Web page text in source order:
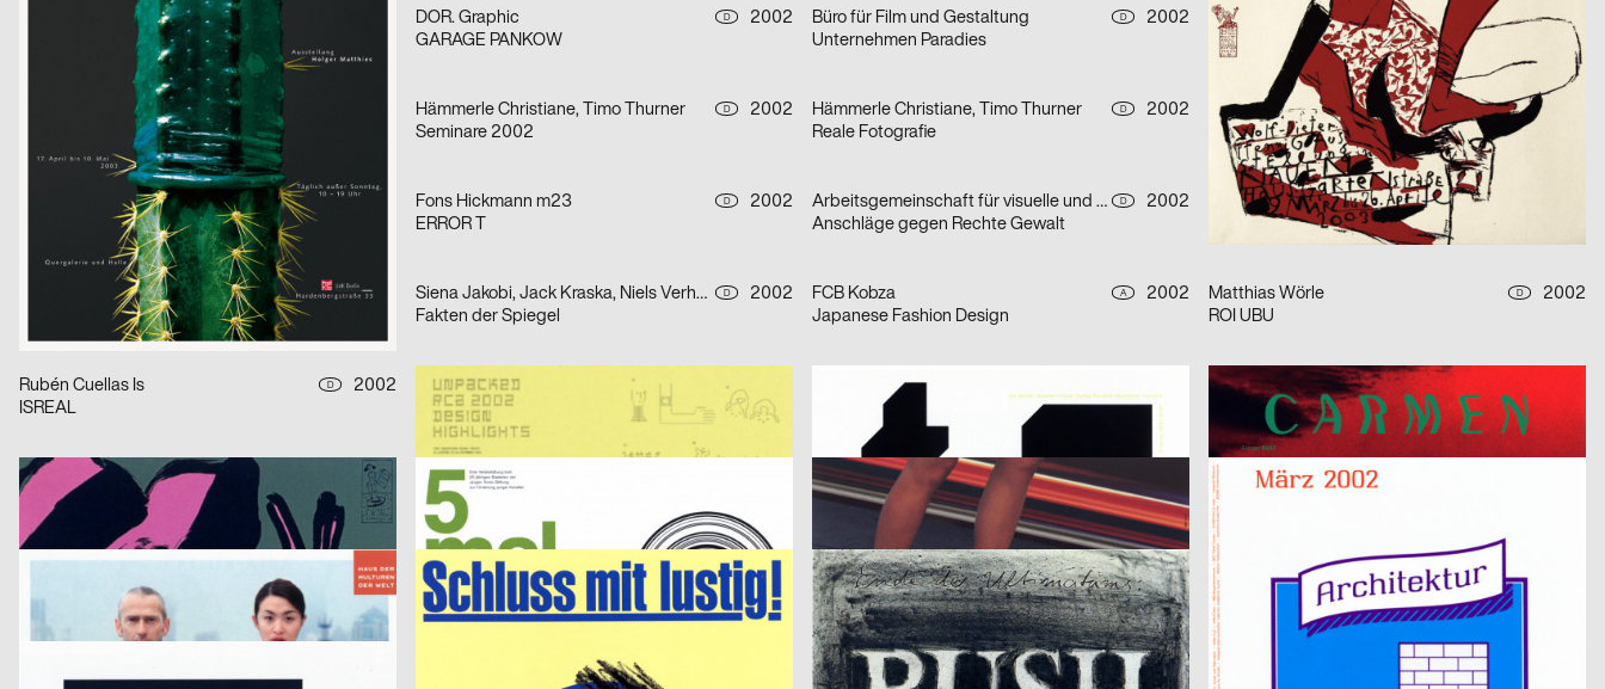
Eröffnung Spielzeit 02/09
DOR. Graphic D
2002
GARAGE PANKOW
Büro für Film und Gestaltung D
2002
Unternehmen Paradies
KMS Team GmbH D
2002
Kampagne – Pinakothek der Moderne – Serie von zwei Plakaten
Hämmerle Christiane, Timo Thurner D
2002
Seminare 2002
Hämmerle Christiane, Timo Thurner D
2002
Reale Fotografie
Hämmerle Christiane, Timo Thurner D
Adolf Loos Staatspreis Design 2001
Maria Chamberlain, Fabienne Bissig, Ibrahim Hasan
2002
Fons Hickmann m23 D
2002
ERROR T
Arbeitsgemeinschaft für visuelle und verbale Kommunikation Uwe Loesch D
2002
Anschläge gegen Rechte Gewalt
P’INC. AG
Publicis Werbeagentur GmbH D
2002
Power – Serie von drei Plakaten
Siena Jakobi, Jack Kraska, Niels Verhaag D
2002
Fakten der Spiegel
FCB Kobza A
2002
Japanese Fashion Design
Matthias Wörle D
2002
ROI UBU
Rubén Cuellas Is D
2002
ISREAL
Brighten the Corners Studio for Design D
Unpacked (Wendeplakat)
BUKA Grafik
Tonart 02/03
K. Domenic Geissbühler
Carmen
Wolf Dieter Pfennig
2002
Ausstellung Wolf-Dieter Pfennig in der Galerie Sillack Dresden
5 mal 25 – Serie von zwei Plakaten
Büro X Design GmbH A
quartier21- Serie von zwei Plakaten
Büro X Design GmbH
2002
Tanzcompagnie Rubatoperson to person Premiere
Manfred Butzmann D
2002
Schluss mit lustig!
Manfred Butzmann D
2002
Bush in die Wüste.
Thomas Ginter
Hallo Krieg
Labor – Serie von sechs Plakaten
Fons Hickmann m23 D
2002
Bahia de Todos os Santos
SPUTNIK Steinemann & Co.